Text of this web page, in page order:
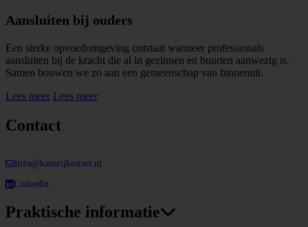
Aansluiten bij ouders
Een sterke opvoedomgeving ontstaat wanneer professionals
aansluiten bij de kracht die al in gezinnen en buurten aanwezig is.
Samen bouwen we zo aan een gemeenschap van binnenuit.
Lees meer Lees meer
Contact
info@kansrijkestart.nl
Linkedin
Deze link gaat naar een externe website.
Praktische informatie